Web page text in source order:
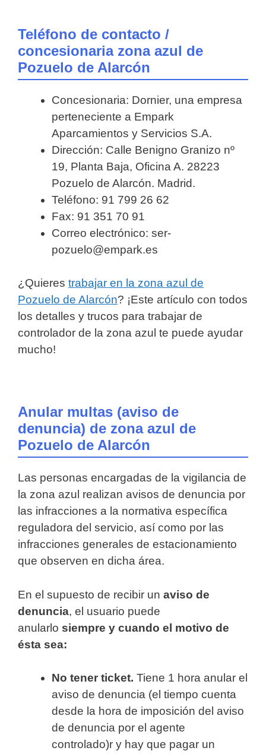
Teléfono de contacto /
concesionaria zona azul de
Pozuelo de Alarcón
Concesionaria: Dornier, una empresa
perteneciente a Empark
Aparcamientos y Servicios S.A.
Dirección: Calle Benigno Granizo nº
19, Planta Baja, Oficina A. 28223
Pozuelo de Alarcón. Madrid.
Teléfono: 91 799 26 62
Fax: 91 351 70 91
Correo electrónico: ser-
pozuelo@empark.es
¿Quieres trabajar en la zona azul de
Pozuelo de Alarcón? ¡Este artículo con todos
los detalles y trucos para trabajar de
controlador de la zona azul te puede ayudar
mucho!
Anular multas (aviso de
denuncia) de zona azul de
Pozuelo de Alarcón
Las personas encargadas de la vigilancia de
la zona azul realizan avisos de denuncia por
las infracciones a la normativa específica
reguladora del servicio, así como por las
infracciones generales de estacionamiento
que observen en dicha área.
En el supuesto de recibir un aviso de
denuncia, el usuario puede
anularlo siempre y cuando el motivo de
ésta sea:
No tener ticket. Tiene 1 hora anular el
aviso de denuncia (el tiempo cuenta
desde la hora de imposición del aviso
de denuncia por el agente
controlado)r y hay que pagar un